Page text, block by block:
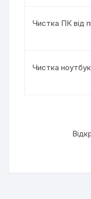
Чистка ПК від
Чистка